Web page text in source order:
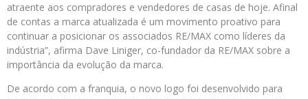
atraente aos compradores e vendedores de casas de hoje. Afinal
de contas a marca atualizada é um movimento proativo para
continuar a posicionar os associados RE/MAX como líderes da
indústria”, afirma Dave Liniger, co-fundador da RE/MAX sobre a
importância da evolução da marca.
De acordo com a franquia, o novo logo foi desenvolvido para